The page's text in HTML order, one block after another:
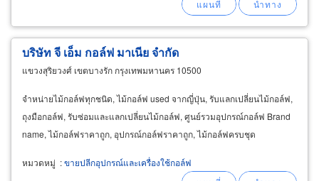
บริษัท จี เอ็ม กอล์ฟ มาเนีย จำกัด
แขวงสุริยวงศ์ เขตบางรัก กรุงเทพมหานคร 10500
จำหน่ายไม้กอล์ฟทุกชนิด, ไม้กอล์ฟ used จากญี่ปุ่น, รับแลกเปลี่ยนไม้กอล์ฟ,
ถุงมือกอล์ฟ, รับซ่อมและแลกเปลี่ยนไม้กอล์ฟ, ศูนย์รวมอุปกรณ์กอล์ฟ Brand
name, ไม้กอล์ฟราคาถูก, อุปกรณ์กอล์ฟราคาถูก, ไม้กอล์ฟครบชุด
หมวดหมู่ :ขายปลีกอุปกรณ์และเครื่องใช้กอล์ฟ